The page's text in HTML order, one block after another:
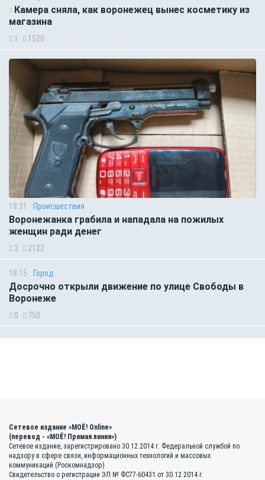
Камера сняла, как воронежец вынес косметику из
магазина
1 1520
18:31 Происшествия
Воронежанка грабила и нападала на пожилых
женщин ради денег
2 2122
18:15 Город
Досрочно открыли движение по улице Свободы в
Воронеже
0 750
Сетевое издание «МОЁ! Online»
(перевод - «МОЁ! Прямая линия»)
Сетевое издание, зарегистрировано 30.12.2014 г. Федеральной службой по
надзору в сфере связи, информационных технологий и массовых
коммуникаций (Роскомнадзор)
Свидетельство о регистрации ЭЛ № ФС77-60431 от 30.12.2014 г.